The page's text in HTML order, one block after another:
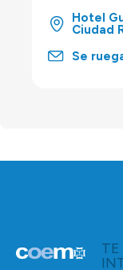
Hotel
Ciudad
Se
TE